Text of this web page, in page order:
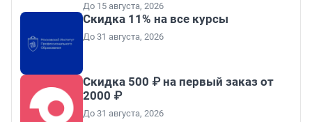
До 15 августа, 2026
Скидка 11% на все курсы
До 31 августа, 2026
Скидка 500 ₽ на первый заказ от
2000 ₽
До 31 августа, 2026